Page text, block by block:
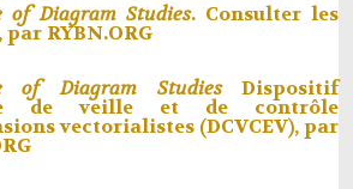
of Diagram Studies. Consulter les
par RYBN.ORG
of Diagram StudiesDispositif
de veille et de contrôle
vectorialistes (DCVCEV), par